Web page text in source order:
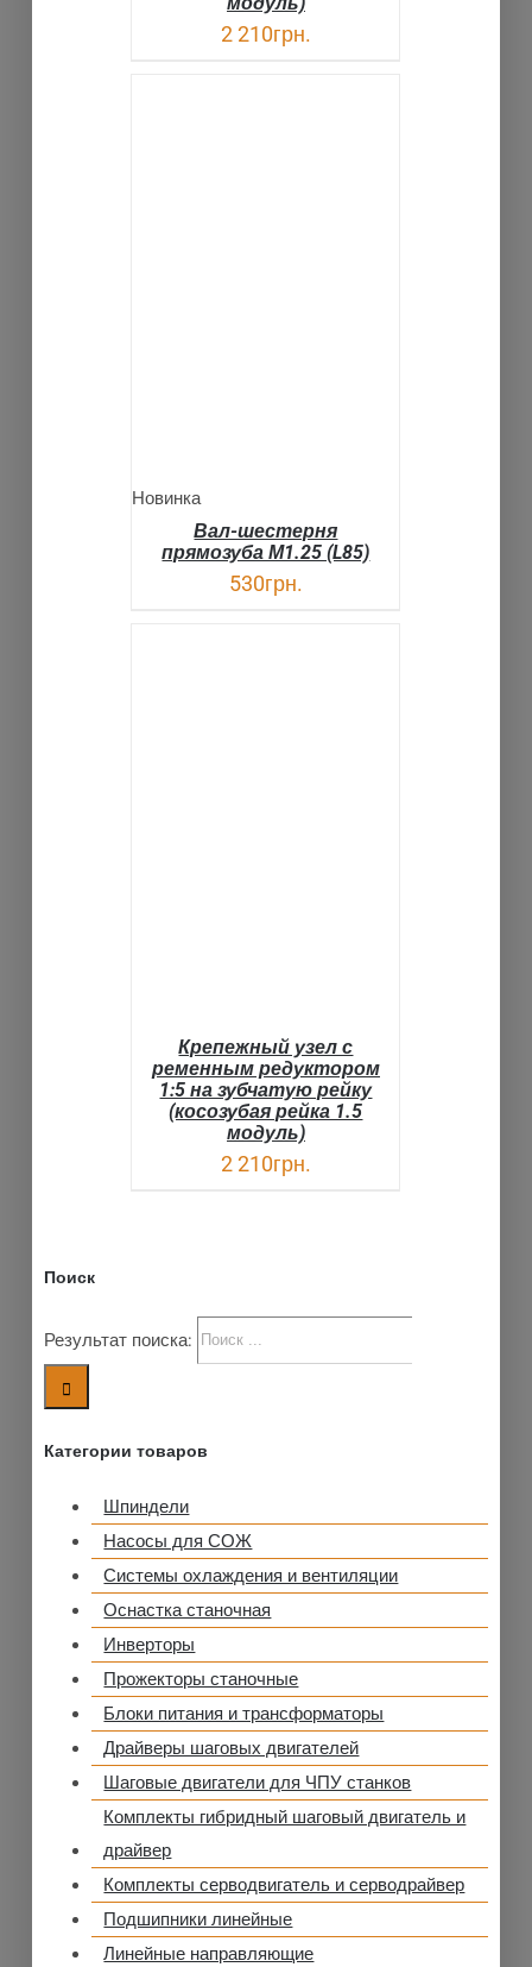
2 210грн.
Новинка
Вал-шестерня
прямозуба М1.25 (L85)
530грн.
Крепежный узел с
ременным редуктором
1:5 на зубчатую рейку
(косозубая рейка 1.5
модуль)
2 210грн.
Поиск
Результат поиска:
Категории товаров
Шпиндели
Насосы для СОЖ
Системы охлаждения и вентиляции
Оснастка станочная
Инверторы
Прожекторы станочные
Блоки питания и трансформаторы
Драйверы шаговых двигателей
Шаговые двигатели для ЧПУ станков
Комплекты гибридный шаговый двигатель и
драйвер
Комплекты серводвигатель и серводрайвер
Подшипники линейные
Линейные направляющие